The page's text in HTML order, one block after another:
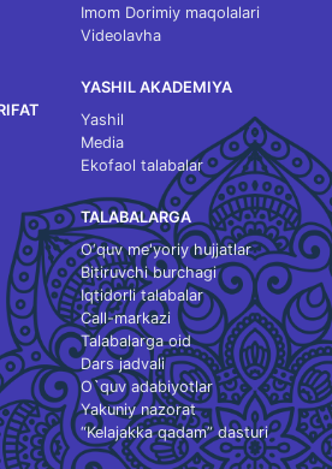
Imom Dorimiy maqolalari
Videolavha
YASHIL AKADEMIYA
Yashil
Media
Ekofaol talabalar
TALABALARGA
O‘quv me'yoriy hujjatlar
Bitiruvchi burchagi
Iqtidorli talabalar
Call-markazi
Talabalarga oid
Dars jadvali
O`quv adabiyotlar
Yakuniy nazorat
“Kelajakka qadam” dasturi